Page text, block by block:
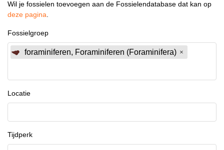
Wil je fossielen toevoegen aan de Fossielendatabase dat kan op
deze pagina.
Fossielgroep
foraminiferen, Foraminiferen (Foraminifera)
Locatie
Tijdperk